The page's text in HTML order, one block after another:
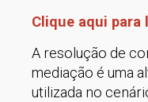
Clique aqui
A resolução de
mediação é uma
utilizada no